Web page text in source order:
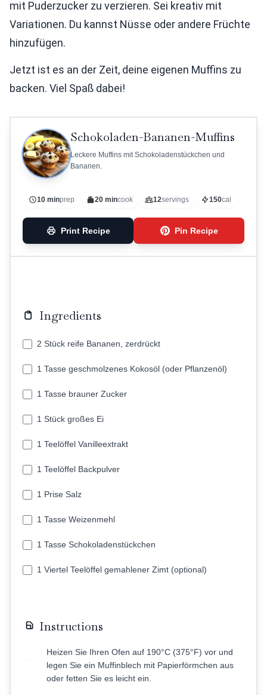
mit Puderzucker zu verzieren. Sei kreativ mit
Variationen. Du kannst Nüsse oder andere Früchte
hinzufügen.
Jetzt ist es an der Zeit, deine eigenen Muffins zu
backen. Viel Spaß dabei!
Schokoladen-Bananen-Muffins
Leckere Muffins mit Schokoladenstückchen und
Bananen.
10 minprep 20 mincook 12servings 150cal
Print Recipe Pin Recipe
Ingredients
2 Stück reife Bananen, zerdrückt
1 Tasse geschmolzenes Kokosöl (oder Pflanzenöl)
1 Tasse brauner Zucker
1 Stück großes Ei
1 Teelöffel Vanilleextrakt
1 Teelöffel Backpulver
1 Prise Salz
1 Tasse Weizenmehl
1 Tasse Schokoladenstückchen
1 Viertel Teelöffel gemahlener Zimt (optional)
Instructions
Heizen Sie Ihren Ofen auf 190°C (375°F) vor und
legen Sie ein Muffinblech mit Papierförmchen aus
oder fetten Sie es leicht ein.